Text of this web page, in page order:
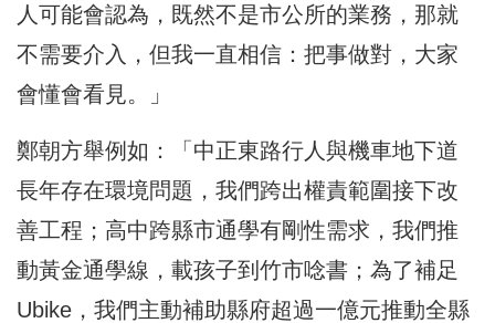
人可能會認為，既然不是市公所的業務，那就
不需要介入，但我一直相信：把事做對，大家
會懂會看見。」
鄭朝方舉例如：「中正東路行人與機車地下道
長年存在環境問題，我們跨出權責範圍接下改
善工程；高中跨縣市通學有剛性需求，我們推
動黃金通學線，載孩子到竹市唸書；為了補足
Ubike，我們主動補助縣府超過一億元推動全縣